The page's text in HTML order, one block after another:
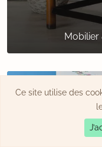
Mobilier
Ce site utilise des